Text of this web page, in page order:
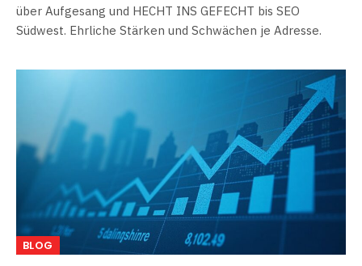
über Aufgesang und HECHT INS GEFECHT bis SEO
Südwest. Ehrliche Stärken und Schwächen je Adresse.
BLOG